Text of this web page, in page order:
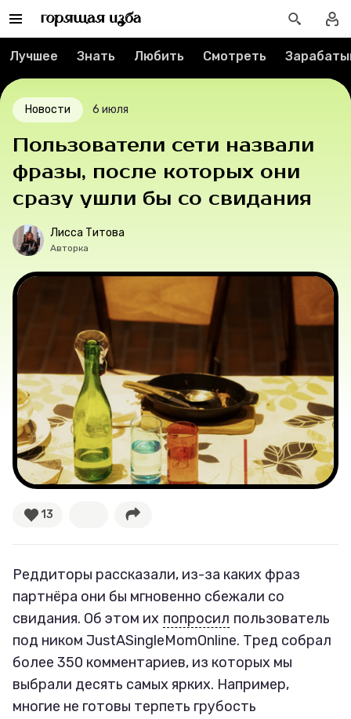
Вакансии
Контакты
О проекте
Мерч
О компании
Рубрики
Лучшее
Тесты
Секспросвет
Великие женщины
Тренды
Ваши истории
Соцсети
Лучшее Знать Любить Смотреть
Новости 6 июля
Пользователи сети назвали
фразы, после которых они
сразу ушли бы со свидания
Лисса Титова
Авторка
13
Реддиторы рассказали, из-за каких фраз
партнёра они бы мгновенно сбежали со
свидания. Об этом их попросил пользователь
под ником JustASingleMomOnline. Тред собрал
более 350 комментариев, из которых мы
выбрали десять самых ярких. Например,
многие не готовы терпеть грубость